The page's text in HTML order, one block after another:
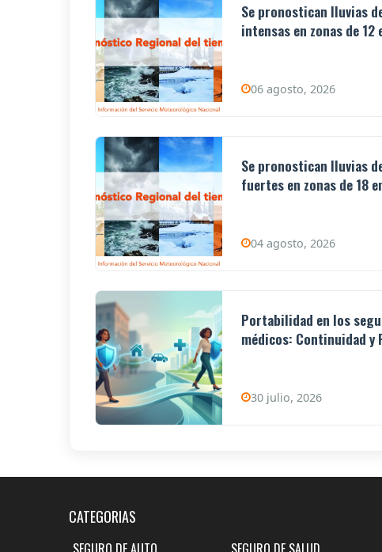
Se pronostican lluvias
intensas en zonas de 12
06 agosto, 2026
Se pronostican lluvias
fuertes en zonas de 18
04 agosto, 2026
Portabilidad en los
médicos: Continuidad y
30 julio, 2026
CATEGORIAS